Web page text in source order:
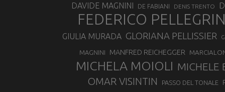
DAVIDE MAGNINI DE FABIANI DENIS TRENTO
FEDERICO
GIULIA MURADA GLORIANA PELLISSIER
MAGNINI MANFRED REICHEGGER
MICHELA MOIOLI MICHELE
OMAR VISINTIN PASSO DEL TONALE